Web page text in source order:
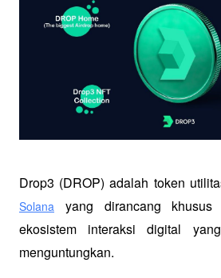
Drop3 (DROP) adalah token
Solana yang dirancang khusus
ekosistem interaksi digital
menguntungkan.